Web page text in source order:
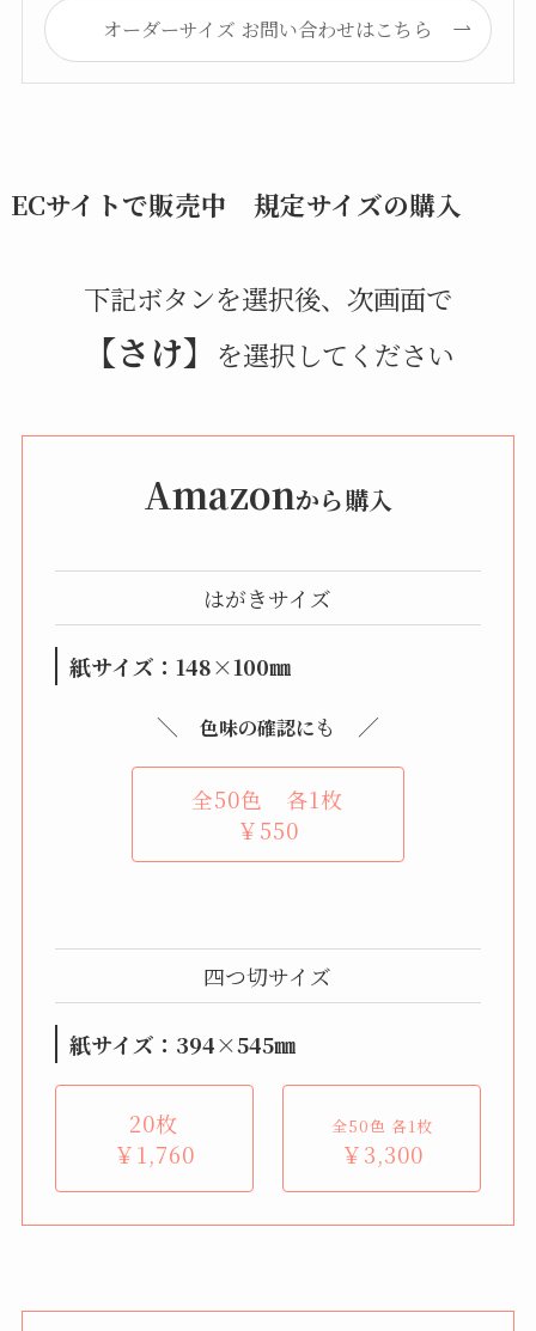
オーダーサイズ お問い合わせはこちら
ECサイトで販売中 規定サイズの購入
下記ボタンを選択後、次画面で
【さけ】 を選択してください
Amazonから購入
はがきサイズ
紙サイズ：148×100㎜
＼ 色味の確認にも ／
全50色 各1枚
￥550
四つ切サイズ
紙サイズ：394×545㎜
20枚
￥1,760
全50色 各1枚
￥3,300